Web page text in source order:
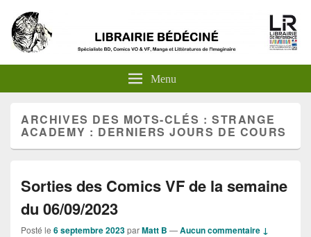
Menu
ARCHIVES DES MOTS-CLÉS :STRANGE
ACADEMY : DERNIERS JOURS DE COURS
Sorties des Comics VF de la semaine
du 06/09/2023
Posté le 6 septembre 2023parMatt B —Aucun commentaire ↓